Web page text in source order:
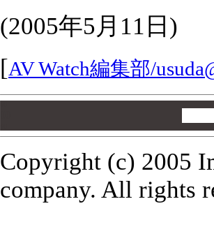
(2005年5月11日 )
[AV Watch編集部/
Copyright (c) 2005
company. All rights